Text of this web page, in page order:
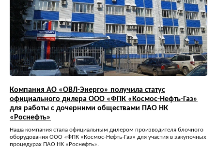
Компания АО «ОВЛ-Энерго» получила статус
официального дилера ООО «ФПК «Космос-Нефть-Газ»
для работы с дочерними обществами ПАО НК
«Роснефть»
Наша компания стала официальным дилером производителя блочного
оборудования ООО «ФПК «Космос-Нефть-Газ» для участия в закупочных
процедурах ПАО НК «Роснефть».